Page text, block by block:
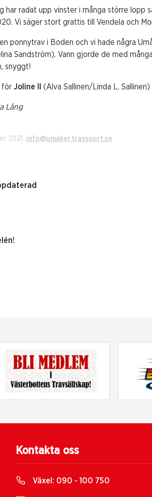
har radat upp vinster i många större lopp
Vi säger stort grattis till Vendela och
ponnytrav i Boden och vi hade några
Sandström). Vann gjorde de med
snyggt!
för Joline II (Alva Sallinen/Linda L.
Lång
2021. info@umaker.travsport.se
Kontakta oss
Växel: 090 - 100 750